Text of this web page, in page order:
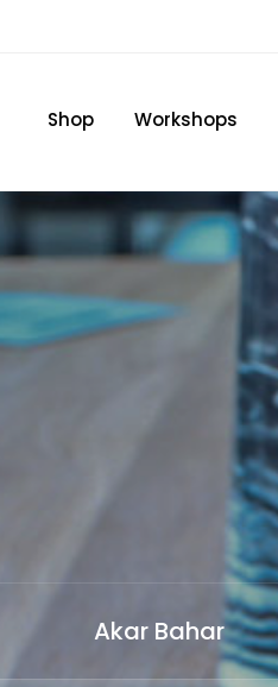
Shop Workshops
Akar Bahar